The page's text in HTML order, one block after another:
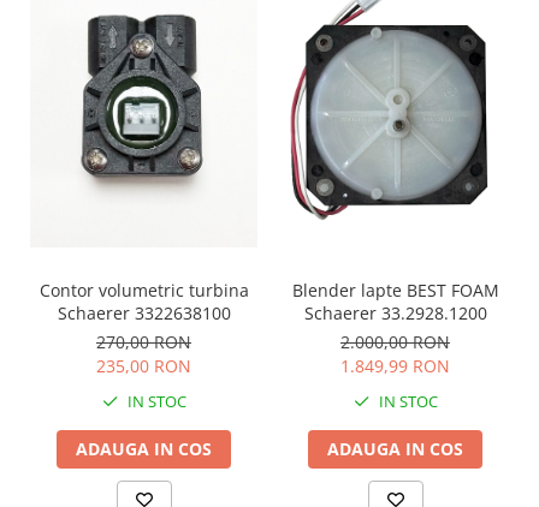
Contor volumetric turbina
Schaerer 3322638100
270,00 RON
235,00 RON
IN STOC
ADAUGA IN COS
Blender lapte BEST FOAM
Schaerer 33.2928.1200
2.000,00 RON
1.849,99 RON
IN STOC
ADAUGA IN COS